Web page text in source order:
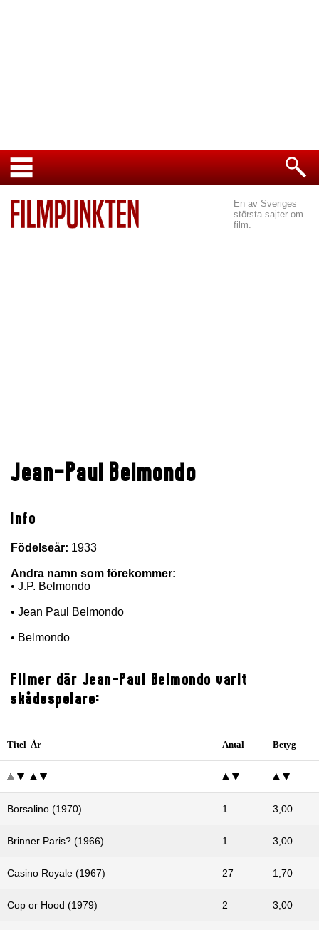
En av Sveriges
största sajter om
film.
Jean-Paul Belmondo
Info
Födelseår: 1933
Andra namn som förekommer:
• J.P. Belmondo
• Jean Paul Belmondo
• Belmondo
Filmer där Jean-Paul Belmondo varit
skådespelare:
Titel År Antal Betyg
Borsalino (1970) 1 3,00
Brinner Paris? (1966) 1 3,00
Casino Royale (1967) 27 1,70
Cop or Hood (1979) 2 3,00